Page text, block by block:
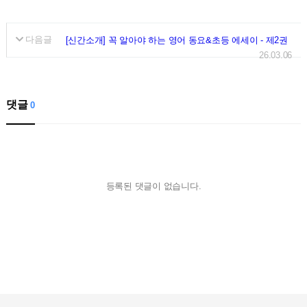
다음글
[신간소개] 꼭 알아야 하는 영어 동요&초등 에세이 - 제2권
26.03.06
댓글0
등록된 댓글이 없습니다.